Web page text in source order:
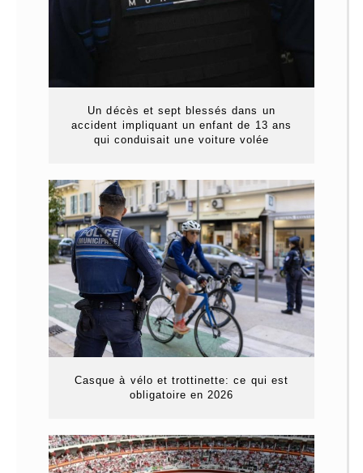
Un décès et sept blessés dans un
accident impliquant un enfant de 13 ans
qui conduisait une voiture volée
Casque à vélo et trottinette: ce qui est
obligatoire en 2026